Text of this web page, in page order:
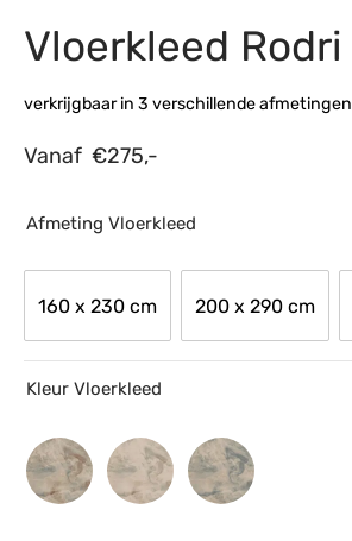
Vloerkleed Rodri
verkrijgbaar in 3 verschillende afmetingen
Vanaf €275,-
Afmeting Vloerkleed
160 x 230 cm 200 x 290 cm
Kleur Vloerkleed
Toonmodellen
toonmodel
PVC
PVC
en montageservice